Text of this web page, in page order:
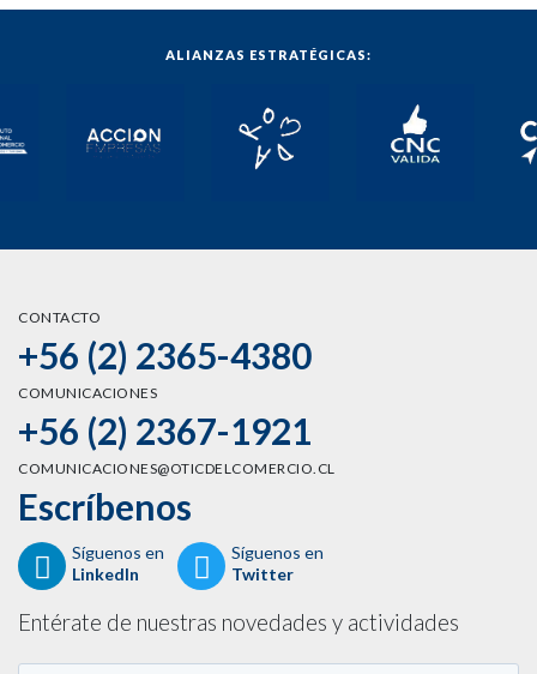
ALIANZAS ESTRATÉGICAS:
CONTACTO
+56 (2) 2365-4380
COMUNICACIONES
+56 (2) 2367-1921
COMUNICACIONES@OTICDELCOMERCIO.CL
Escríbenos
Síguenos en
LinkedIn
Síguenos en
Twitter
Entérate de nuestras novedades y actividades